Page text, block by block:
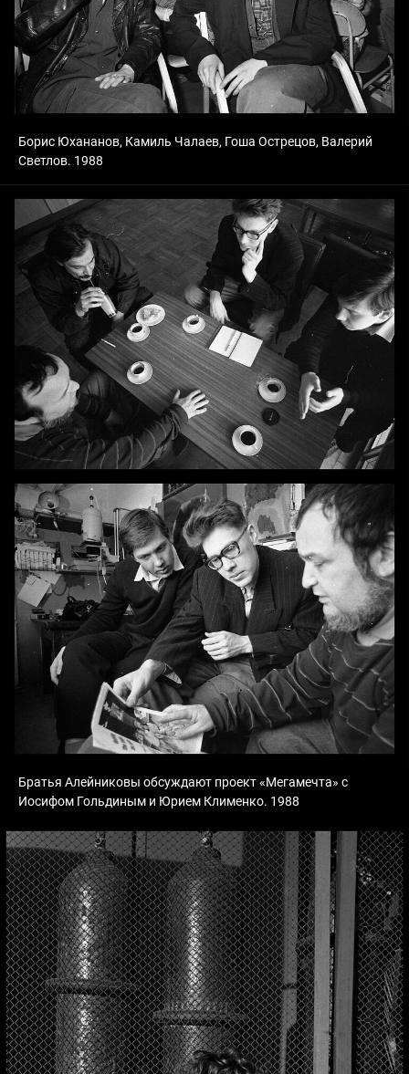
Борис Юхананов, Камиль Чалаев, Гоша Острецов, Валерий
Светлов. 1988
Братья Алейниковы обсуждают проект «Мегамечта» с
Иосифом Гольдиным и Юрием Клименко. 1988